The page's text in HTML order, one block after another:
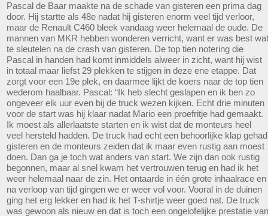
Pascal de Baar maakte na de schade van gisteren een prima dag
door. Hij startte als 48e nadat hij gisteren enorm veel tijd verloor,
maar de Renault C460 bleek vandaag weer helemaal de oude. De
mannen van MKR hebben wonderen verricht, want er was best wat
te sleutelen na de crash van gisteren. De top tien notering die
Pascal in handen had komt inmiddels alweer in zicht, want hij wist
in totaal maar liefst 29 plekken te stijgen in deze ene etappe. Dat
zorgt voor een 19e plek, en daarmee lijkt de koers naar de top tien
wederom haalbaar. Pascal: “Ik heb slecht geslapen en ik ben zo
ongeveer elk uur even bij de truck wezen kijken. Echt drie minuten
voor de start was hij klaar nadat Mario een proefritje had gemaakt.
Ik moest als allerlaatste starten en ik wist dat de monteurs heel
veel hersteld hadden. De truck had echt een behoorlijke klap gehad
gisteren en de monteurs zeiden dat ik maar even rustig aan moest
doen. Dan ga je toch wat anders van start. We zijn dan ook rustig
begonnen, maar al snel kwam het vertrouwen terug en had ik het
weer helemaal naar de zin. Het ontaarde in één grote inhaalrace en
na verloop van tijd gingen we er weer vol voor. Vooral in de duinen
ging het erg lekker en had ik het T-shirtje weer goed nat. De truck
was gewoon als nieuw en dat is toch een ongelofelijke prestatie van